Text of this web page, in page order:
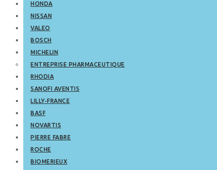
HONDA
NISSAN
VALEO
BOSCH
MICHELIN
ENTREPRISE PHARMACEUTIQUE
RHODIA
SANOFI AVENTIS
LILLY-FRANCE
BASF
NOVARTIS
PIERRE FABRE
ROCHE
BIOMERIEUX